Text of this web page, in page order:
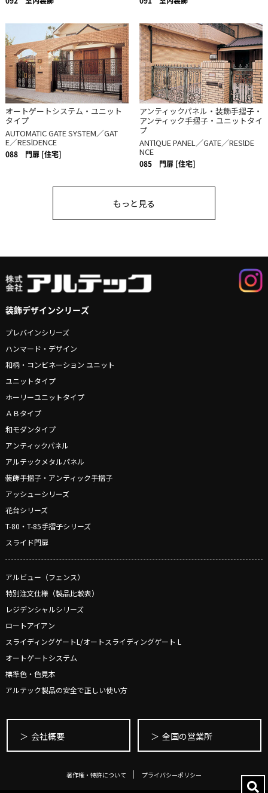
オートゲートシステム・ユニット
タイプ
AUTOMATIC GATE SYSTEM／GAT
E／RESlDENCE
088 門扉 [住宅]
アンティックパネル・装飾手摺子・
アンティック手摺子・ユニットタイ
プ
ANTlQUE PANEL／GATE／RESlDE
NCE
085 門扉 [住宅]
もっと見る
装飾デザインシリーズ
プレバインシリーズ
ハンマード・デザイン
和柄・コンビネーション ユニット
ユニットタイプ
ホーリーユニットタイプ
ＡＢタイプ
和モダンタイプ
アンティックパネル
アルテックメタルパネル
装飾手摺子・アンティック手摺子
アッシューシリーズ
花台シリーズ
T-80・T-85手摺子シリーズ
スライド門扉
アルビュー（フェンス）
特別注文仕様（製品比較表）
レジデンシャルシリーズ
ロートアイアン
スライディングゲートL/オートスライディングゲート L
オートゲートシステム
標準色・色見本
アルテック製品の安全で正しい使い方
会社概要 全国の営業所
著作権・特許について プライバシーポリシー